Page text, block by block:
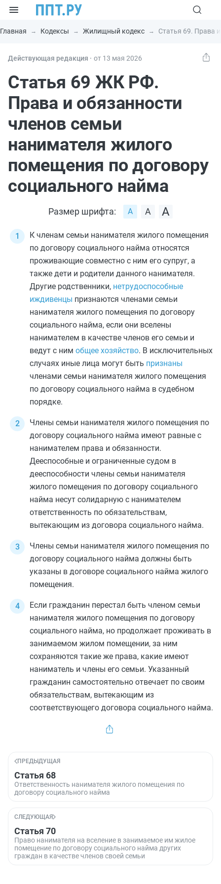
Главная Кодексы Жилищный кодекс Статья 69. Права
Действующая редакция ⸱ от 13 мая 2026
Статья 69 ЖК РФ.
Права и обязанности
членов семьи
нанимателя жилого
помещения по договору
социального найма
Размер шрифта:
К членам семьи нанимателя жилого помещения
по договору социального найма относятся
проживающие совместно с ним его супруг, а
также дети и родители данного нанимателя.
Другие родственники, нетрудоспособные
иждивенцы признаются членами семьи
нанимателя жилого помещения по договору
социального найма, если они вселены
нанимателем в качестве членов его семьи и
ведут с ним общее хозяйство. В исключительных
случаях иные лица могут быть признаны
членами семьи нанимателя жилого помещения
по договору социального найма в судебном
порядке.
Члены семьи нанимателя жилого помещения по
договору социального найма имеют равные с
нанимателем права и обязанности.
Дееспособные и ограниченные судом в
дееспособности члены семьи нанимателя
жилого помещения по договору социального
найма несут солидарную с нанимателем
ответственность по обязательствам,
вытекающим из договора социального найма.
Члены семьи нанимателя жилого помещения по
договору социального найма должны быть
указаны в договоре социального найма жилого
помещения.
Если гражданин перестал быть членом семьи
нанимателя жилого помещения по договору
социального найма, но продолжает проживать в
занимаемом жилом помещении, за ним
сохраняются такие же права, какие имеют
наниматель и члены его семьи. Указанный
гражданин самостоятельно отвечает по своим
обязательствам, вытекающим из
соответствующего договора социального найма.
ПРЕДЫДУЩАЯ
Статья 68
Ответственность нанимателя жилого помещения по
договору социального найма
СЛЕДУЮЩАЯ
Статья 70
Право нанимателя на вселение в занимаемое им жилое
помещение по договору социального найма других
граждан в качестве членов своей семьи